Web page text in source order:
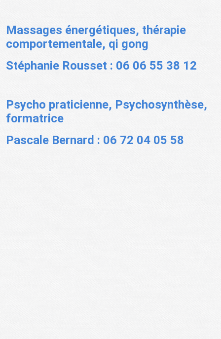
Massages énergétiques, thérapie
comportementale, qi gong
Stéphanie Rousset : 06 06 55 38 12
Psycho praticienne, Psychosynthèse,
formatrice
Pascale Bernard : 06 72 04 05 58